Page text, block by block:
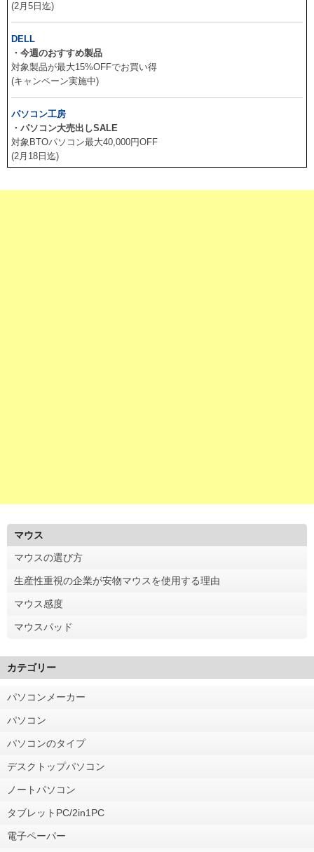
(2月5日迄)
DELL
・今週のおすすめ製品
対象製品が最大15%OFFでお買い得
(キャンペーン実施中)
パソコン工房
・パソコン大売出しSALE
対象BTOパソコン最大40,000円OFF
(2月18日迄)
マウス
マウスの選び方
生産性重視の企業が安物マウスを使用する理由
マウス感度
マウスパッド
カテゴリー
パソコンメーカー
パソコン
パソコンのタイプ
デスクトップパソコン
ノートパソコン
タブレットPC/2in1PC
電子ペーパー